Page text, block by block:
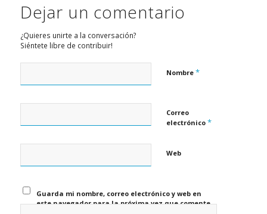
Dejar un comentario
¿Quieres unirte a la conversación?
Siéntete libre de contribuir!
Nombre *
Correo
electrónico *
Web
Guarda mi nombre, correo electrónico y web en
este navegador para la próxima vez que comente.